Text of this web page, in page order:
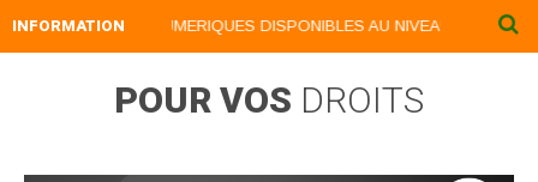
INFORMATION
NOS LIVRES NUMERIQUES DISPONIBLES AU NIVEAU DU MENU
POUR VOS DROITS